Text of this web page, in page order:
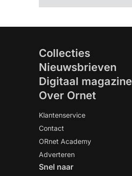
Collecties
Nieuwsbrieven
Digitaal magazine
Over Ornet
Klantenservice
Contact
ORnet Academy
Adverteren
Snel naar